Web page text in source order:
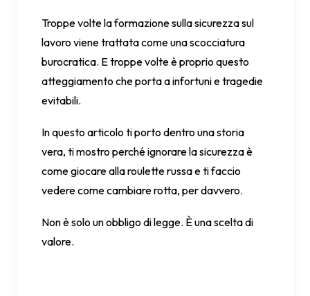
Troppe volte la formazione sulla sicurezza sul
lavoro viene trattata come una scocciatura
burocratica. E troppe volte è proprio questo
atteggiamento che porta a infortuni e tragedie
evitabili.
In questo articolo ti porto dentro una storia
vera, ti mostro perché ignorare la sicurezza è
come giocare alla roulette russa e ti faccio
vedere come cambiare rotta, per davvero.
Non è solo un obbligo di legge. È una scelta di
valore.